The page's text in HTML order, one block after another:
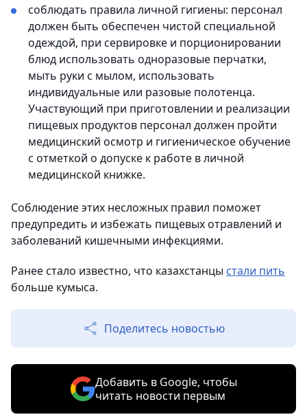
соблюдать правила личной гигиены: персонал
должен быть обеспечен чистой специальной
одеждой, при сервировке и порционировании
блюд использовать одноразовые перчатки,
мыть руки с мылом, использовать
индивидуальные или разовые полотенца.
Участвующий при приготовлении и реализации
пищевых продуктов персонал должен пройти
медицинский осмотр и гигиеническое обучение
с отметкой о допуске к работе в личной
медицинской книжке.
Соблюдение этих несложных правил поможет
предупредить и избежать пищевых отравлений и
заболеваний кишечными инфекциями.
Ранее стало известно, что казахстанцы стали пить
больше кумыса.
Поделитесь новостью
Добавить в Google, чтобы
читать новости первым